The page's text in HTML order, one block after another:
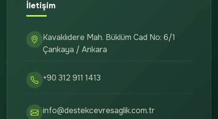
İletişim
Kavaklıdere Mah. Büklüm Cad No: 6/1
Çankaya / Ankara
+90 312 911 1413
info@destekcevresaglik.com.tr